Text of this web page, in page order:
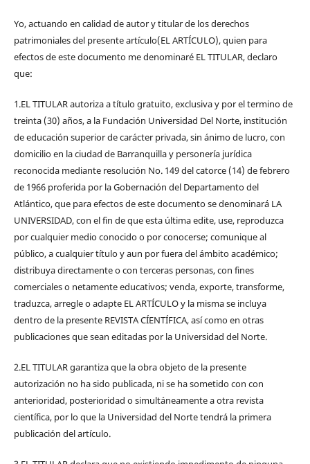
Yo, actuando en calidad de autor y titular de los derechos
patrimoniales del presente artículo(EL ARTÍCULO), quien para
efectos de este documento me denominaré EL TITULAR, declaro
que:
1.EL TITULAR autoriza a título gratuito, exclusiva y por el termino de
treinta (30) años, a la Fundación Universidad Del Norte, institución
de educación superior de carácter privada, sin ánimo de lucro, con
domicilio en la ciudad de Barranquilla y personería jurídica
reconocida mediante resolución No. 149 del catorce (14) de febrero
de 1966 proferida por la Gobernación del Departamento del
Atlántico, que para efectos de este documento se denominará LA
UNIVERSIDAD, con el fin de que esta última edite, use, reproduzca
por cualquier medio conocido o por conocerse; comunique al
público, a cualquier título y aun por fuera del ámbito académico;
distribuya directamente o con terceras personas, con fines
comerciales o netamente educativos; venda, exporte, transforme,
traduzca, arregle o adapte EL ARTÍCULO y la misma se incluya
dentro de la presente REVISTA CÍENTÍFICA, así como en otras
publicaciones que sean editadas por la Universidad del Norte.
2.EL TITULAR garantiza que la obra objeto de la presente
autorización no ha sido publicada, ni se ha sometido con con
anterioridad, posterioridad o simultáneamente a otra revista
científica, por lo que la Universidad del Norte tendrá la primera
publicación del artículo.